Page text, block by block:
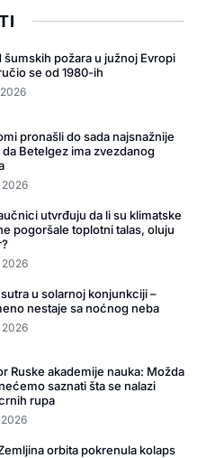
šumskih požara u južnoj Evropi
se od 1980-ih
pronašli do sada najsnažnije
Betelgez ima zvezdanog
utvrđuju da li su klimatske
pogoršale toplotni talas, oluju
u solarnoj konjunkciji –
nestaje sa noćnog neba
Ruske akademije nauka: Možda
saznati šta se nalazi
rupa
orbita pokrenula kolaps